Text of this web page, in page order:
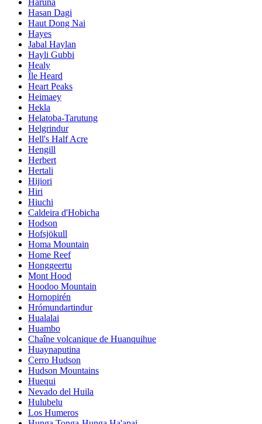
Hasan Dagi
Haut Dong Nai
Hayes
Jabal Haylan
Hayli Gubbi
Healy
Île Heard
Heart Peaks
Heimaey
Hekla
Helatoba-Tarutung
Helgrindur
Hell's Half Acre
Hengill
Herbert
Hertali
Hijiori
Hiri
Hiuchi
Caldeira d'Hobicha
Hodson
Hofsjökull
Homa Mountain
Home Reef
Honggeertu
Mont Hood
Hoodoo Mountain
Hornopirén
Hrómundartindur
Hualalai
Huambo
Chaîne volcanique de Huanquihue
Huaynaputina
Cerro Hudson
Hudson Mountains
Huequi
Nevado del Huila
Hulubelu
Los Humeros